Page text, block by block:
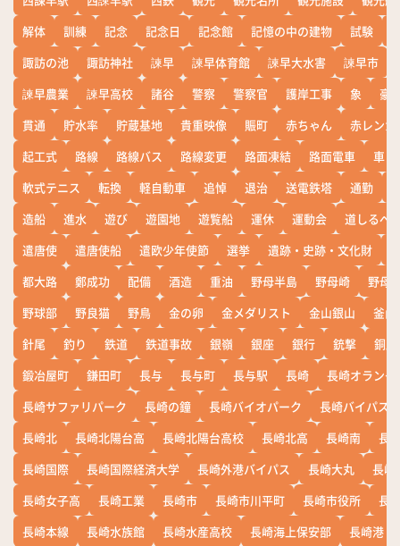
解体
訓練 記念 記念日 記念館 記憶の中の建物 試験
諏訪の池
諏訪神社 諫早 諫早体育館 諫早大水害 諫早市
諫早農業
諫早高校 諸谷 警察 警察官 護岸工事 象
豪
貫通
貯水率 貯蔵基地 貴重映像 賑町 赤ちゃん
赤レンガ
起工式
路線 路線バス 路線変更 路面凍結 路面電車
車
軟式テニス
転換 軽自動車 追悼 退治 送電鉄塔 通勤
造船
進水 遊び 遊園地 遊覧船 運休 運動会
道しるべ
遣唐使
遣唐使船 遣欧少年使節 選挙 遺跡・史跡・文化財
都大路
鄭成功 配備 酒造 重油 野母半島 野母崎
野母
野球部
野良猫 野鳥 金の卵 金メダリスト 金山銀山
釜山
針尾
釣り 鉄道 鉄道事故 銀嶺 銀座 銀行 銃撃
銅座
鍛冶屋町
鎌田町 長与 長与町 長与駅 長崎
長崎オランダ
長崎サファリパーク
長崎の鐘 長崎バイオパーク
長崎バイパス
長崎北
長崎北陽台高 長崎北陽台高校 長崎北高 長崎南
長
長崎国際
長崎国際経済大学 長崎外港バイパス 長崎大丸
長崎
長崎女子高
長崎工業 長崎市 長崎市川平町 長崎市役所
長
長崎本線
長崎水族館 長崎水産高校 長崎海上保安部
長崎港